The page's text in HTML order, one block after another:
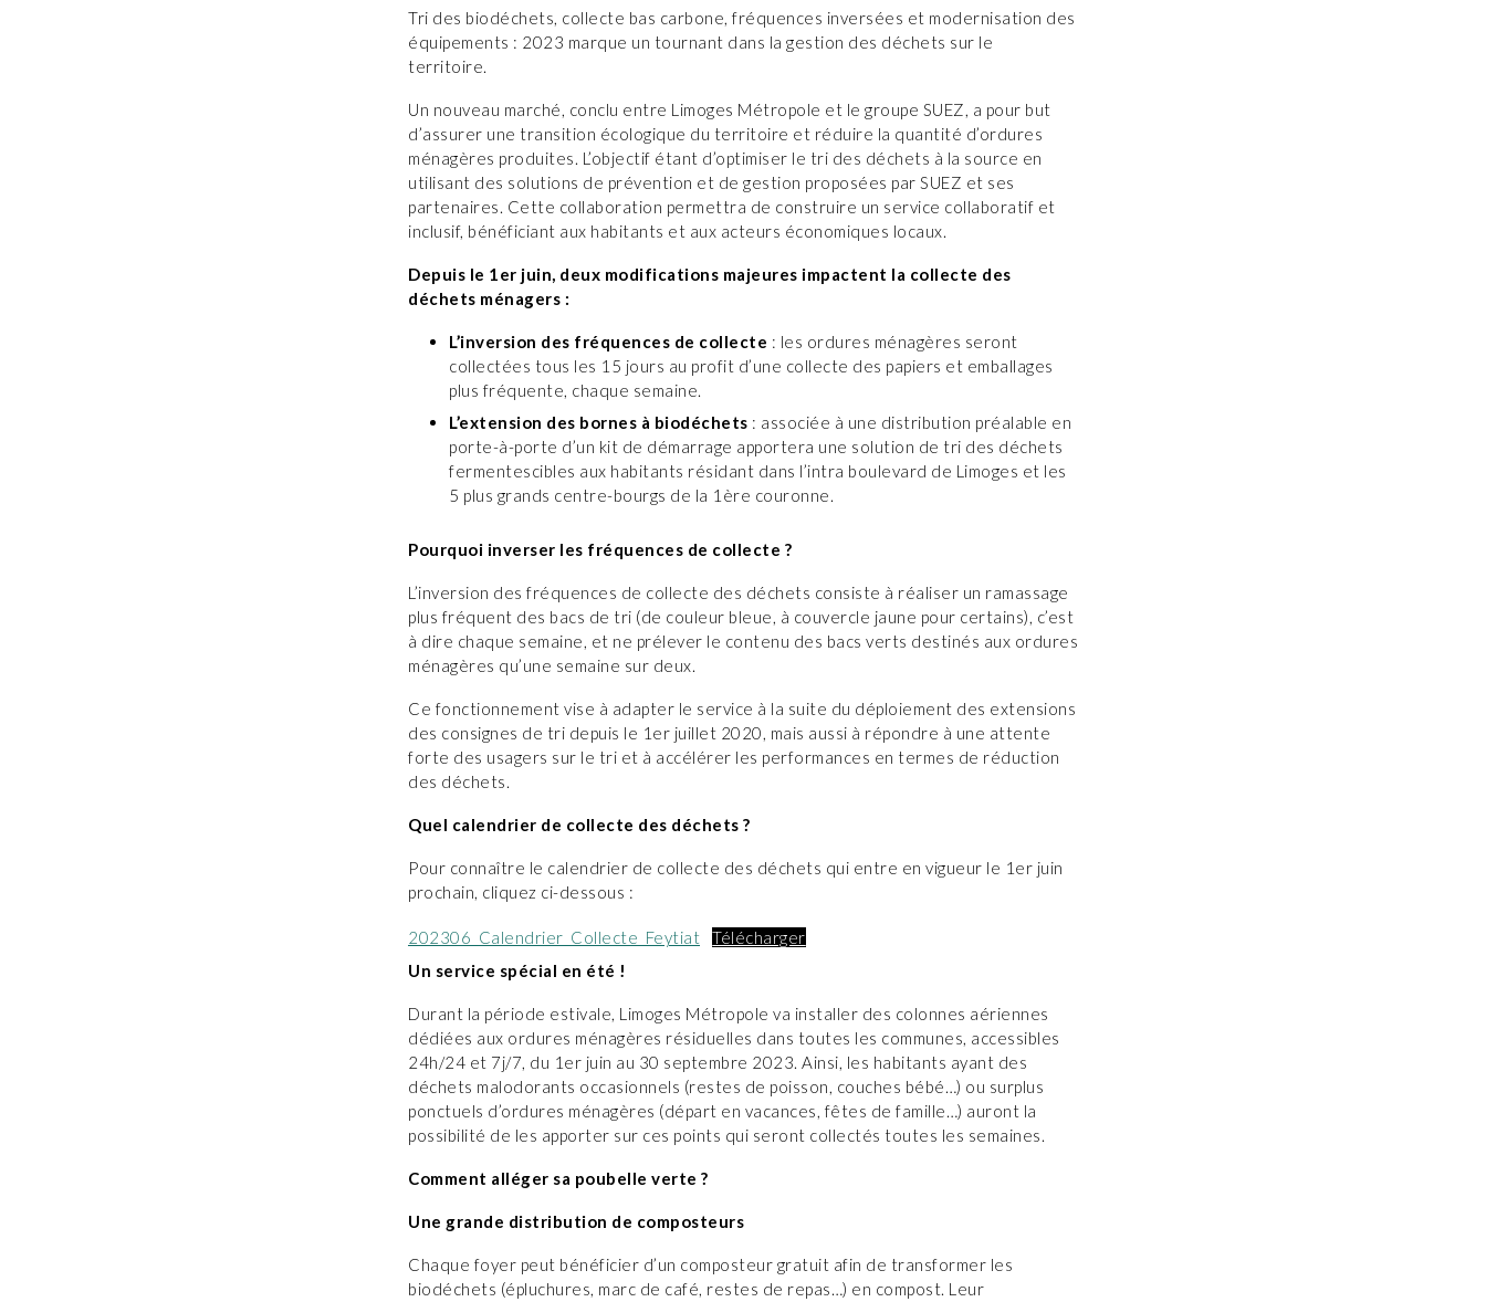
Tri des biodéchets, collecte bas carbone, fréquences inversées et modernisation des
équipements : 2023 marque un tournant dans la gestion des déchets sur le
territoire.
Un nouveau marché, conclu entre Limoges Métropole et le groupe SUEZ, a pour but
d’assurer une transition écologique du territoire et réduire la quantité d’ordures
ménagères produites. L’objectif étant d’optimiser le tri des déchets à la source en
utilisant des solutions de prévention et de gestion proposées par SUEZ et ses
partenaires. Cette collaboration permettra de construire un service collaboratif et
inclusif, bénéficiant aux habitants et aux acteurs économiques locaux.
Depuis le 1er juin, deux modifications majeures impactent la collecte des
déchets ménagers :
L’inversion des fréquences de collecte : les ordures ménagères seront
collectées tous les 15 jours au profit d’une collecte des papiers et emballages
plus fréquente, chaque semaine.
L’extension des bornes à biodéchets : associée à une distribution préalable en
porte-à-porte d’un kit de démarrage apportera une solution de tri des déchets
fermentescibles aux habitants résidant dans l’intra boulevard de Limoges et les
5 plus grands centre-bourgs de la 1ère couronne.
Pourquoi inverser les fréquences de collecte ?
L’inversion des fréquences de collecte des déchets consiste à réaliser un ramassage
plus fréquent des bacs de tri (de couleur bleue, à couvercle jaune pour certains), c’est
à dire chaque semaine, et ne prélever le contenu des bacs verts destinés aux ordures
ménagères qu’une semaine sur deux.
Ce fonctionnement vise à adapter le service à la suite du déploiement des extensions
des consignes de tri depuis le 1er juillet 2020, mais aussi à répondre à une attente
forte des usagers sur le tri et à accélérer les performances en termes de réduction
des déchets.
Quel calendrier de collecte des déchets ?
Pour connaître le calendrier de collecte des déchets qui entre en vigueur le 1er juin
prochain, cliquez ci-dessous :
202306_Calendrier_Collecte_Feytiat
Télécharger
Un service spécial en été !
Durant la période estivale, Limoges Métropole va installer des colonnes aériennes
dédiées aux ordures ménagères résiduelles dans toutes les communes, accessibles
24h/24 et 7j/7, du 1er juin au 30 septembre 2023. Ainsi, les habitants ayant des
déchets malodorants occasionnels (restes de poisson, couches bébé…) ou surplus
ponctuels d’ordures ménagères (départ en vacances, fêtes de famille…) auront la
possibilité de les apporter sur ces points qui seront collectés toutes les semaines.
Comment alléger sa poubelle verte ?
Une grande distribution de composteurs
Chaque foyer peut bénéficier d’un composteur gratuit afin de transformer les
biodéchets (épluchures, marc de café, restes de repas…) en compost. Leur